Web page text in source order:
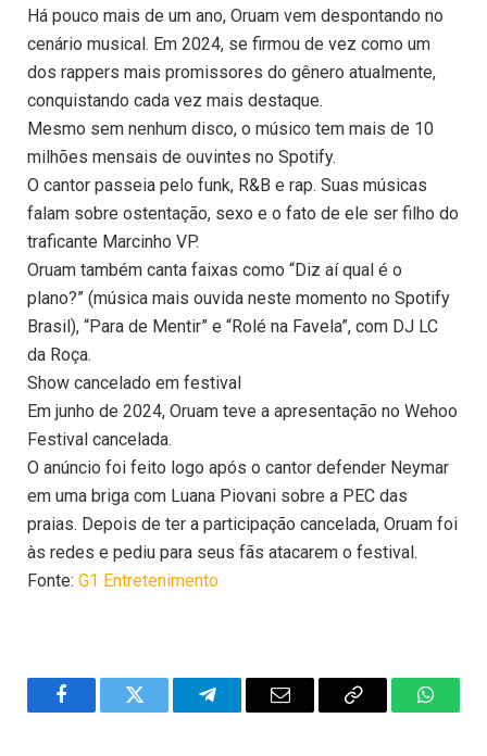
Há pouco mais de um ano, Oruam vem despontando no
cenário musical. Em 2024, se firmou de vez como um
dos rappers mais promissores do gênero atualmente,
conquistando cada vez mais destaque.
Mesmo sem nenhum disco, o músico tem mais de 10
milhões mensais de ouvintes no Spotify.
O cantor passeia pelo funk, R&B e rap. Suas músicas
falam sobre ostentação, sexo e o fato de ele ser filho do
traficante Marcinho VP.
Oruam também canta faixas como “Diz aí qual é o
plano?” (música mais ouvida neste momento no Spotify
Brasil), “Para de Mentir” e “Rolé na Favela”, com DJ LC
da Roça.
Show cancelado em festival
Em junho de 2024, Oruam teve a apresentação no Wehoo
Festival cancelada.
O anúncio foi feito logo após o cantor defender Neymar
em uma briga com Luana Piovani sobre a PEC das
praias. Depois de ter a participação cancelada, Oruam foi
às redes e pediu para seus fãs atacarem o festival.
Fonte: G1 Entretenimento
FacebookTwitter TelegramEmail
Copy